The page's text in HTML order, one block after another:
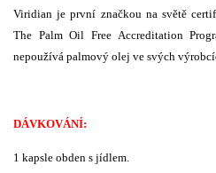
Viridian je první značkou na světě
The Palm Oil Free Accreditation
nepoužívá palmový olej ve svých
DÁVKOVÁNÍ:
1 kapsle obden s jídlem.